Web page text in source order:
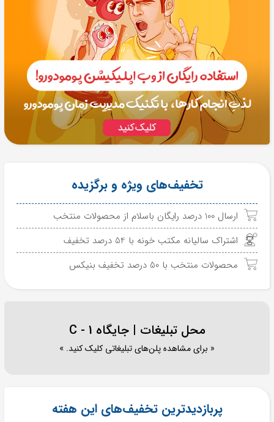
تخفیف‌های ویژه و برگزیده
ارسال 100 درصد رایگان باسلام از محصولات منتخب
اشتراک سالیانه مکتب خونه با 54 درصد تخفیف
محصولات منتخب با 50 درصد تخفیف بنیکس
محل تبلیغات | جایگاه C - 1
« برای مشاهده پلن‌های تبلیغاتی کلیک کنید. »
پربازدیدترین تخفیف‌های این هفته